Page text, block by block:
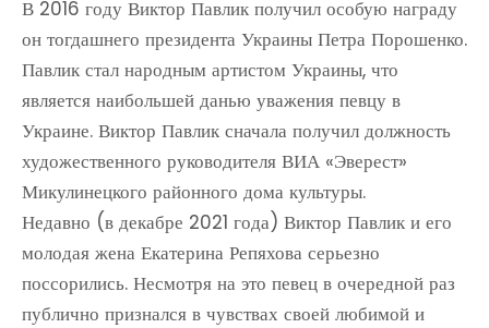
В 2016 году Виктор Павлик получил особую награду
он тогдашнего президента Украины Петра Порошенко.
Павлик стал народным артистом Украины, что
является наибольшей данью уважения певцу в
Украине. Виктор Павлик сначала получил должность
художественного руководителя ВИА «Эверест»
Микулинецкого районного дома культуры.
Недавно (в декабре 2021 года) Виктор Павлик и его
молодая жена Екатерина Репяхова серьезно
поссорились. Несмотря на это певец в очередной раз
публично признался в чувствах своей любимой и